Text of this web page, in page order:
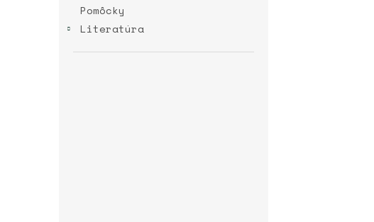
Pomôcky
Literatúra